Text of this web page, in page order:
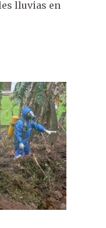
lluvias en